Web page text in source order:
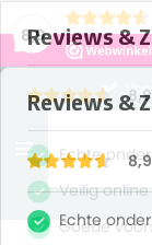
8,9